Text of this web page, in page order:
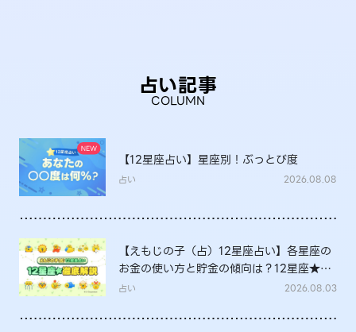
占い記事
COLUMN
【12星座占い】星座別！ぶっとび度
占い 2026.08.08
【えもじの子（占）12星座占い】各星座の
お金の使い方と貯金の傾向は？12星座★徹
底解説
占い 2026.08.03